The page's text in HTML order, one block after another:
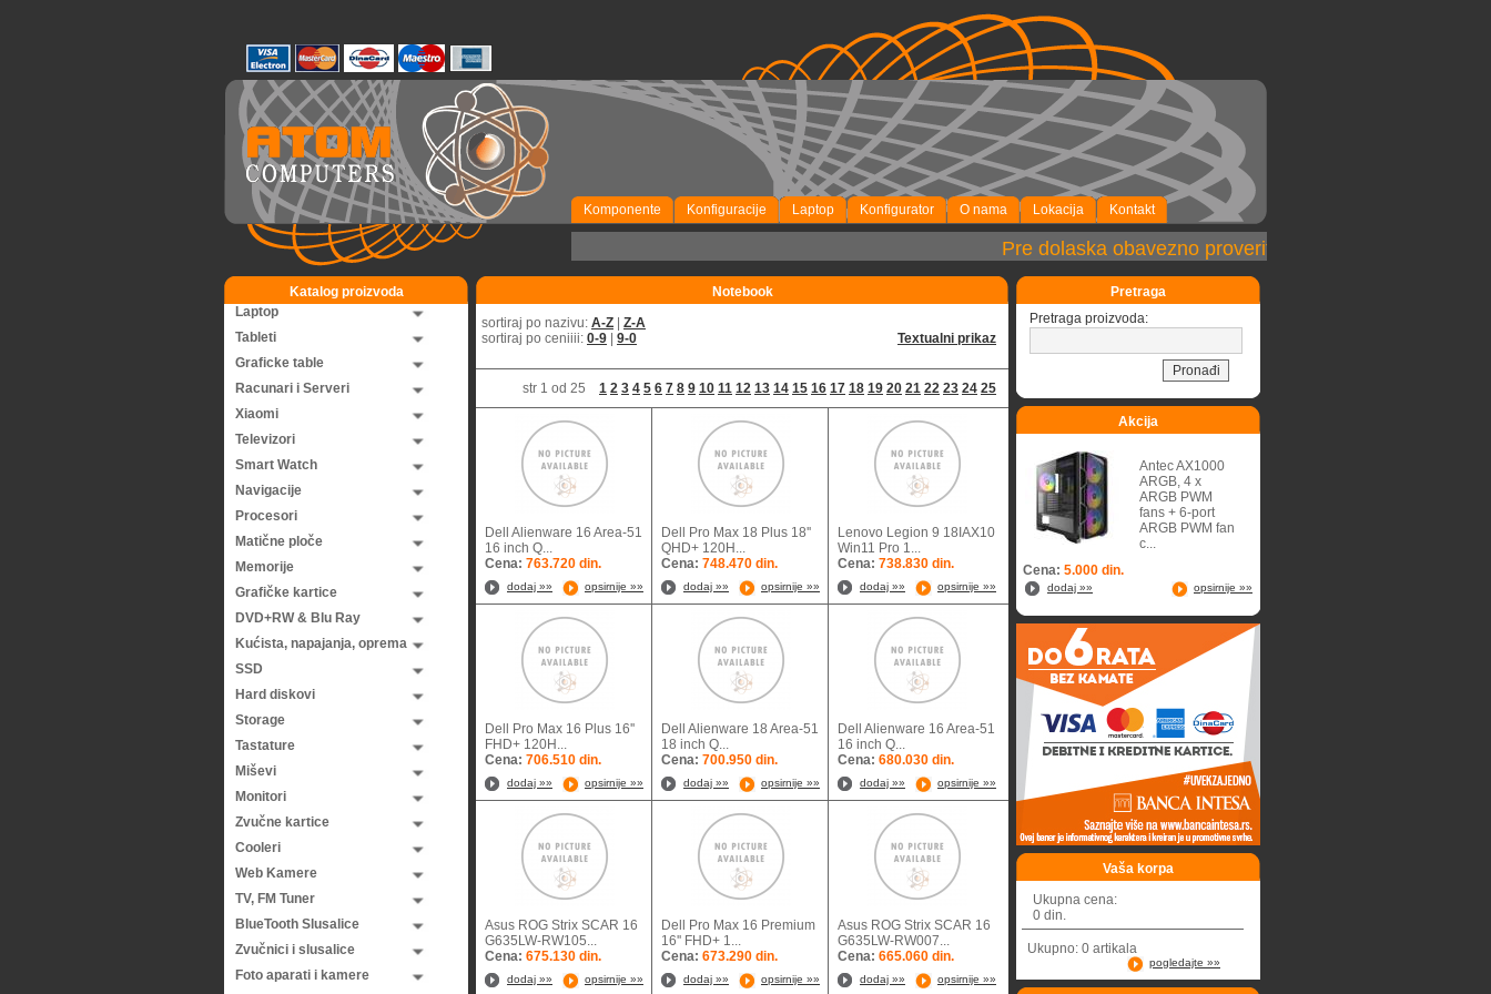
Komponente Konfiguracije Laptop Konfigurator O nama Lokacija Kontakt
Pre dolaska obavezno proveriti dostupnost robe!
Katalog proizvoda
Laptop
Tableti
Graficke table
Racunari i Serveri
Xiaomi
Televizori
Smart Watch
Navigacije
Procesori
Matične ploče
Memorije
Grafičke kartice
DVD+RW & Blu Ray
Kućista, napajanja, oprema
SSD
Hard diskovi
Storage
Tastature
Miševi
Monitori
Zvučne kartice
Cooleri
Web Kamere
TV, FM Tuner
BlueTooth Slusalice
Zvučnici i slusalice
Foto aparati i kamere
Notebook
sortiraj po nazivu: A-Z
Z-A
sortiraj po ceniiii: 0-9 9-0 Textualni prikaz
str 1 od 25 1 2 3 4 5 6 7 8 9 10 11 12 13 14 15 16 17 18 19 20 21 22 23 24 25
Dell Alienware 16 Area-51
16 inch Q...
Cena: 763.720 din.
dodaj »» opsirnije »»
Dell Pro Max 18 Plus 18''
QHD+ 120H...
Cena: 748.470 din.
dodaj »» opsirnije »»
Lenovo Legion 9 18IAX10
Win11 Pro 1...
Cena: 738.830 din.
dodaj »» opsirnije »»
Dell Pro Max 16 Plus 16''
FHD+ 120H...
Cena: 706.510 din.
dodaj »» opsirnije »»
Dell Alienware 18 Area-51
18 inch Q...
Cena: 700.950 din.
dodaj »» opsirnije »»
Dell Alienware 16 Area-51
16 inch Q...
Cena: 680.030 din.
dodaj »» opsirnije »»
Asus ROG Strix SCAR 16
G635LW-RW105...
Cena: 675.130 din.
dodaj »» opsirnije »»
Dell Pro Max 16 Premium
16'' FHD+ 1...
Cena: 673.290 din.
dodaj »» opsirnije »»
Asus ROG Strix SCAR 16
G635LW-RW007...
Cena: 665.060 din.
dodaj »» opsirnije »»
Pretraga
Pretraga proizvoda:
Akcija
Antec AX1000
ARGB, 4 x
ARGB PWM
fans + 6-port
ARGB PWM fan
c...
Cena: 5.000 din.
dodaj »» opsirnije »»
Vaša korpa
Ukupna cena:
0 din.
Ukupno: 0 artikala
pogledajte »»